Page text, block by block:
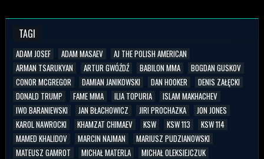
TAGI
ADAM JOSEF ADAM MASAEV
AJ THE POLISH AMERICAN
ARMAN TSARUKYAN
ARTUR GWÓŹDŹ BABILON MMA
BOGDAN GUSKOV
CONOR MCGREGOR
DAMIAN JANIKOWSKI DAN HOOKER
DENIS ZAŁĘCKI
DONALD TRUMP
FAME MMA ILIA TOPURIA
ISLAM MAKHACHEV
IWO BARANIEWSKI
JAN BŁACHOWICZ JIRI PROCHAZKA
JON JONES
KAROL NAWROCKI
KHAMZAT CHIMAEV KSW KSW 113
KSW 114
MAMED KHALIDOV
MARCIN NAJMAN
MARIUSZ PUDZIANOWSKI
MATEUSZ GAMROT
MICHAŁ MATERLA
MICHAŁ OLEKSIEJCZUK